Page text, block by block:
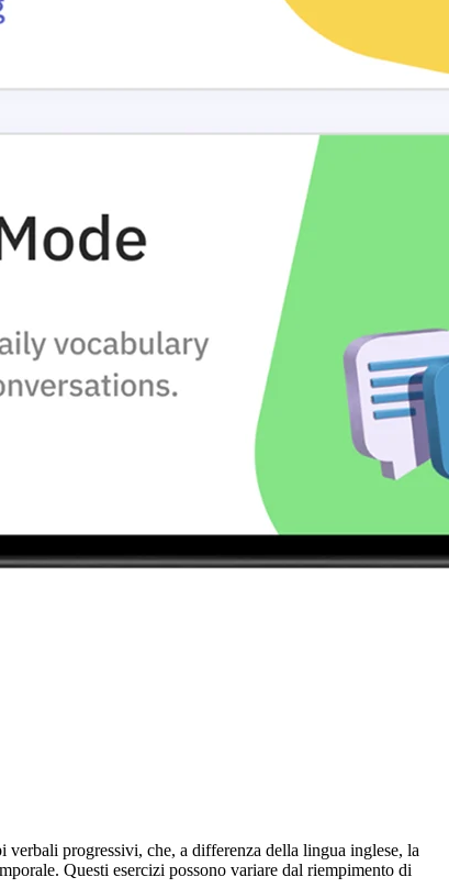
progressivi, che, a differenza della lingua inglese, la
Questi esercizi possono variare dal riempimento di